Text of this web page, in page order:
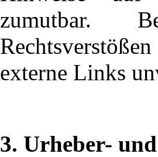
zumutbar.
externe Links
3. Urheber-